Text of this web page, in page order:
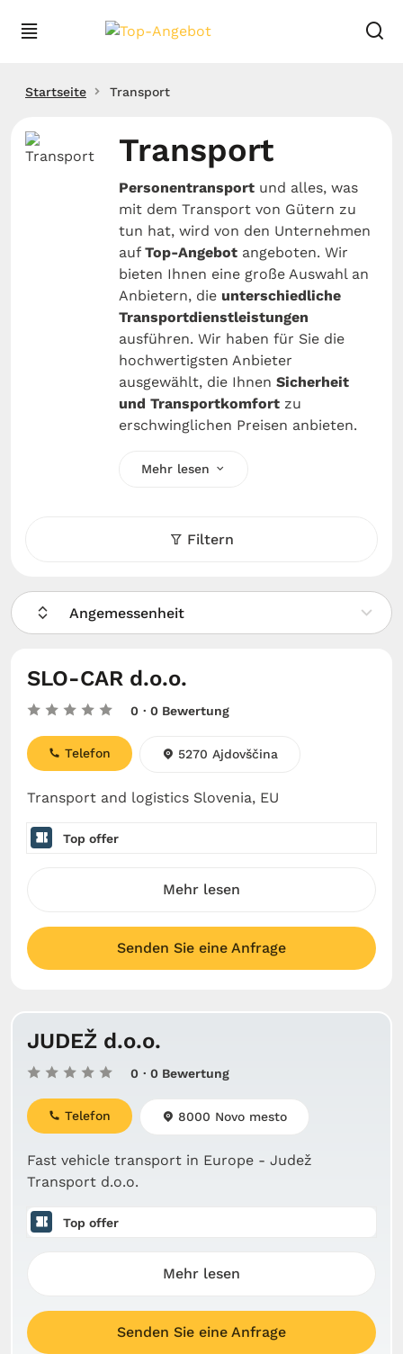
Startseite Transport
Transport
Personentransport und alles, was
mit dem Transport von Gütern zu
tun hat, wird von den Unternehmen
auf Top-Angebot angeboten. Wir
bieten Ihnen eine große Auswahl an
Anbietern, die unterschiedliche
Transportdienstleistungen
ausführen. Wir haben für Sie die
hochwertigsten Anbieter
ausgewählt, die Ihnen Sicherheit
und Transportkomfort zu
erschwinglichen Preisen anbieten.
Mehr lesen
Filtern
Angemessenheit
SLO-CAR d.o.o.
0 · 0 Bewertung
Transport and logistics Slovenia, EU
Telefon 5270 Ajdovščina
Top offer
Mehr lesen
Senden Sie eine Anfrage
JUDEŽ d.o.o.
0 · 0 Bewertung
Fast vehicle transport in Europe - Judež
Transport d.o.o.
Telefon 8000 Novo mesto
Top offer
Mehr lesen
Senden Sie eine Anfrage